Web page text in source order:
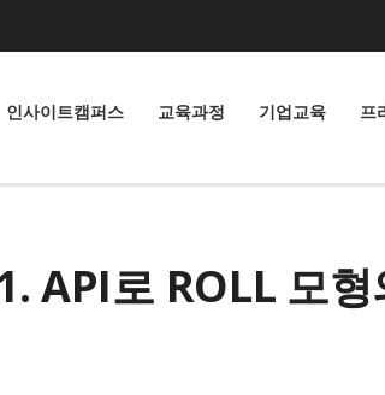
인사이트캠퍼스 교육과정 기업교육 프
API로 ROLL 모